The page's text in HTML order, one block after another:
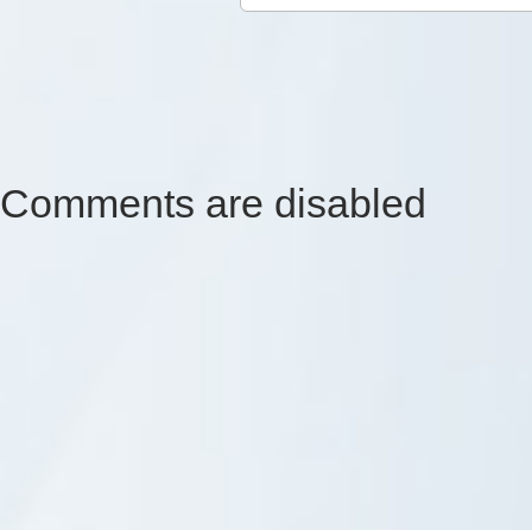
Comments are disabled